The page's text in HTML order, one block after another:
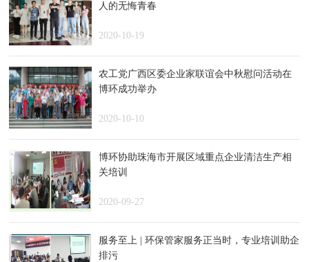
人的无悔青春
2020-10-19
农工党广西区委企业家联谊会中秋慰问活动在
博环成功举办
2020-10-10
博环协助珠海市开展区域重点企业清洁生产相
关培训
2020-09-27
服务至上 | 环保管家服务正当时，专业培训助企
排污